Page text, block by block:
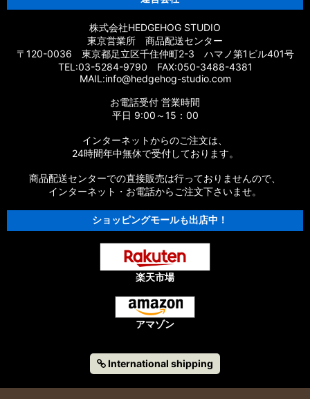
株式会社HEDGEHOG STUDIO
東京営業所 商品配送センター
〒120-0036 東京都足立区千住仲町2-3 ハマノ第1ビル401号
TEL:03-5284-9790 FAX:050-3488-4381
MAIL:info@hedgehog-studio.com
お電話受付 営業時間
平日 9:00～15：00
インターネットからのご注文は、
24時間年中無休で受付しております。
商品配送センターでの直接販売は行っておりませんので、
インターネット・お電話からご注文下さいませ。
ショッピングモールも出店中！
楽天市場
アマゾン
International shipping